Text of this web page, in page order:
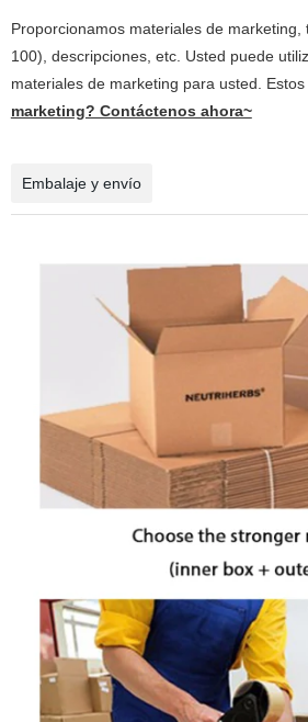
Proporcionamos materiales de
100), descripciones, etc. Usted puede
materiales de marketing para usted.
marketing? Contáctenos ahora~
Embalaje y envío